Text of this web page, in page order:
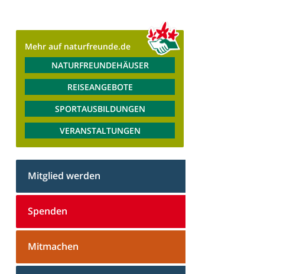
Mehr auf naturfreunde.de
NATURFREUNDEHÄUSER
REISEANGEBOTE
SPORTAUSBILDUNGEN
VERANSTALTUNGEN
Mitglied werden
Spenden
Mitmachen